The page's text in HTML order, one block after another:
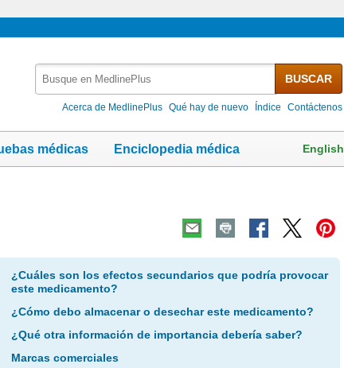
MedlinePlus
BUSCAR
Acerca de MedlinePlus Qué hay de nuevo Índice Contáctenos
médicas Enciclopedia médica English
¿Cuáles son los efectos secundarios que podría provocar
este medicamento?
¿Cómo debo almacenar o desechar este medicamento?
¿Qué otra información de importancia debería saber?
Marcas comerciales